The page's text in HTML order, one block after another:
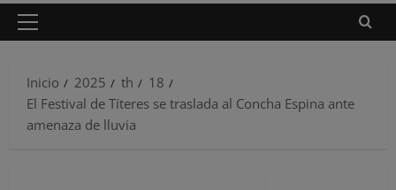
Menú
Inicio
2025 th
18
El Festival de Títeres se traslada al Concha Espina ante
amenaza de lluvia